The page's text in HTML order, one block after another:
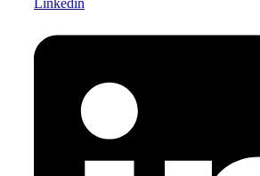
Linkedin